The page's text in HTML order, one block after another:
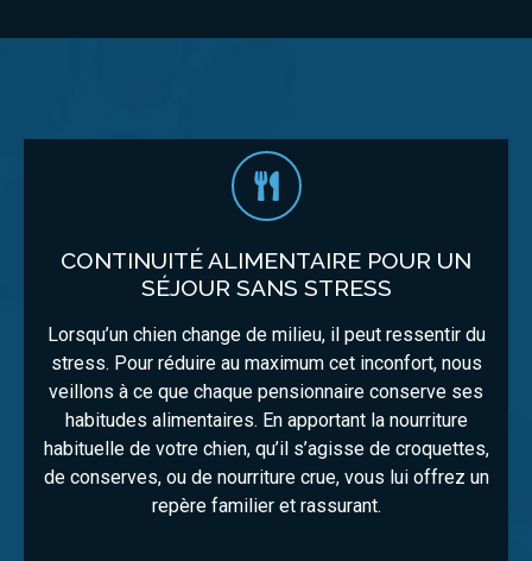
CONTINUITÉ ALIMENTAIRE POUR UN
SÉJOUR SANS STRESS
Lorsqu’un chien change de milieu, il peut ressentir du
stress. Pour réduire au maximum cet inconfort, nous
veillons à ce que chaque pensionnaire conserve ses
habitudes alimentaires. En apportant la nourriture
habituelle de votre chien, qu’il s’agisse de croquettes,
de conserves, ou de nourriture crue, vous lui offrez un
repère familier et rassurant.